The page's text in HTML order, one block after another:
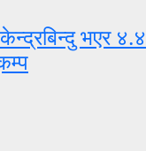
केन्द्रबिन्दु भएर ४.४